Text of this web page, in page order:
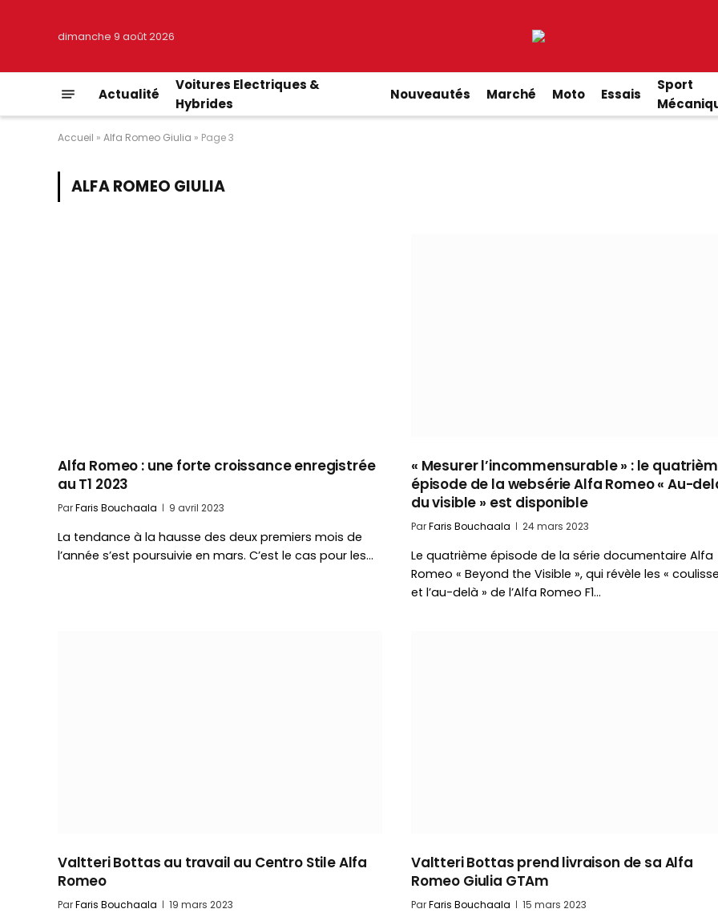
dimanche 9 août 2026
Actualité
Voitures Electriques &
Hybrides
Nouveautés Marché Moto Essais
Sport
Accueil » Alfa Romeo Giulia » Page 3
ALFA ROMEO GIULIA
Alfa Romeo : une forte croissance enregistrée
au T1 2023
ParFaris Bouchaala 9 avril 2023
La tendance à la hausse des deux premiers mois de
l’année s’est poursuivie en mars. C’est le cas pour les…
« Mesurer l’incommensurable » : le
épisode de la websérie Alfa Romeo « Au-
du visible » est disponible
ParFaris Bouchaala 24 mars 2023
Le quatrième épisode de la série documentaire Alfa
Romeo « Beyond the Visible », qui révèle les «
et l’au-delà » de l’Alfa Romeo F1…
Valtteri Bottas au travail au Centro Stile Alfa
Romeo
ParFaris Bouchaala 19 mars 2023
Valtteri Bottas prend livraison de sa Alfa
Romeo Giulia GTAm
ParFaris Bouchaala 15 mars 2023